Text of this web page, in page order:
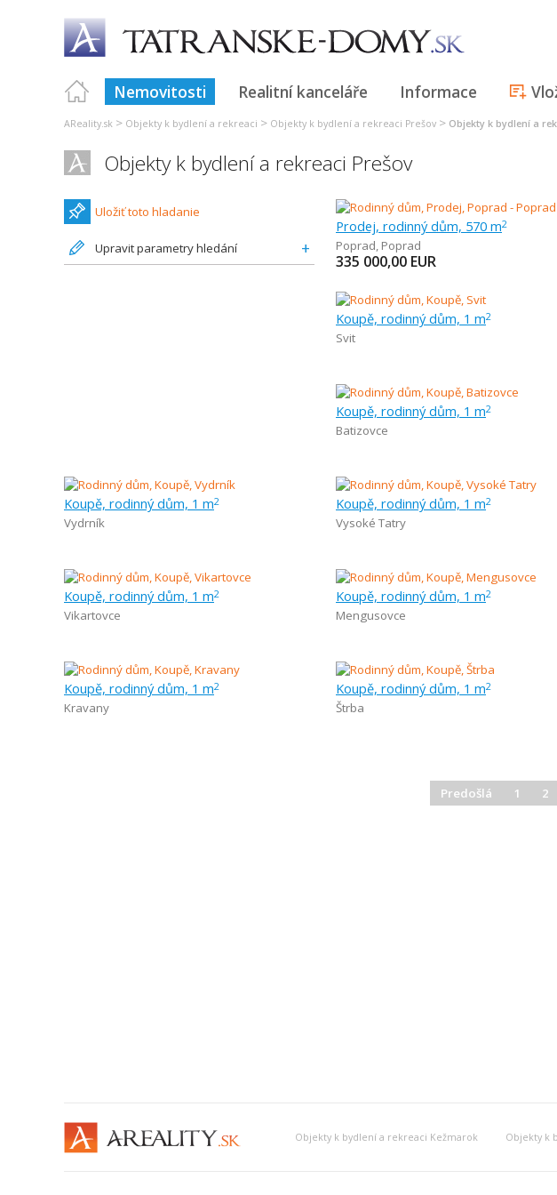
Nemovitosti Realitní kanceláře Informace
AReality.sk > Objekty k bydlení a rekreaci > Objekty k bydlení a rekreaci Prešov > Objekty k bydlení a
Objekty k bydlení a rekreaci Prešov
Uložiť toto hladanie
Upravit parametry hledání
Prodej, rodinný dům, 570 m2
Poprad, Poprad
335 000,00 EUR
Koupě, rodinný dům, 1 m2
Svit
Koupě, rodinný dům, 1 m2
Batizovce
Koupě, rodinný dům, 1 m2
Vydrník
Koupě, rodinný dům, 1 m2
Vysoké Tatry
Koupě, rodinný dům, 1 m2
Vikartovce
Koupě, rodinný dům, 1 m2
Mengusovce
Koupě, rodinný dům, 1 m2
Kravany
Koupě, rodinný dům, 1 m2
Štrba
Predošlá 1 2
Objekty k bydlení a rekreaci Kežmarok Objekty k